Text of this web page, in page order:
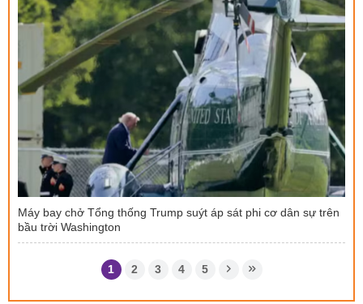
Máy bay chở Tổng thống Trump suýt áp sát phi cơ dân sự trên
bầu trời Washington
1 2 3 4 5